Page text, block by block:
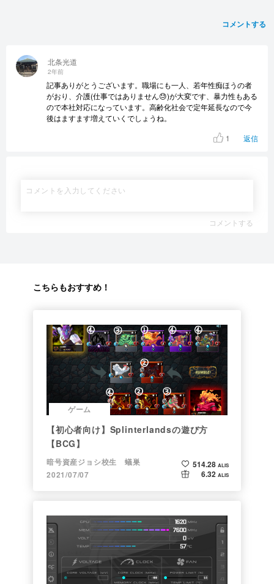
コメントする
北条光道
2年前
記事ありがとうございます。職場にも一人、若年性痴ほうの者
がおり、介護(仕事ではありません😓)が大変です、暴力性もある
ので本社対応になっています。高齢化社会で定年延長なので今
後はますます増えていくでしょうね。
1
返信
コメントする
こちらもおすすめ！
ゲーム
【初心者向け】Splinterlandsの遊び方
【BCG】
暗号資産ジョシ校生 蟻巣
2021/07/07
514.28 ALIS
6.32 ALIS